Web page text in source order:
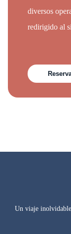
diversos
redirigido al
Un viaje